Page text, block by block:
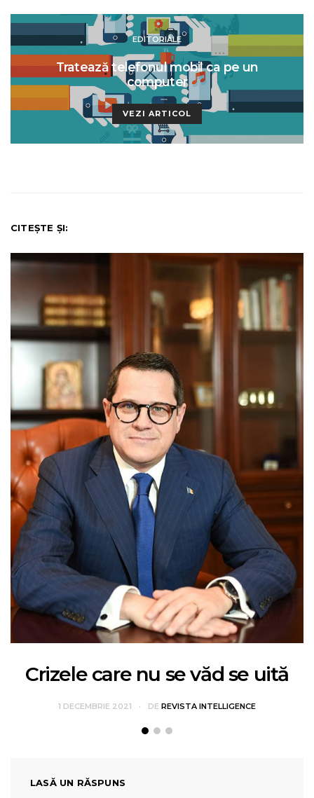
EDITORIALE
Tratează telefonul mobil ca pe un
computer
VEZI ARTICOL
CITEȘTE ȘI:
Crizele care nu se văd se uită
1 DECEMBRIE 2021 DE REVISTA INTELLIGENCE
LASĂ UN RĂSPUNS